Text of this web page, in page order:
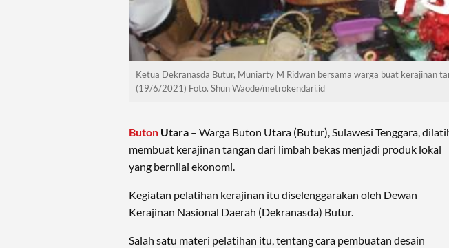
Ketua Dekranasda Butur, Muniarty M Ridwan bersama warga buat kerajinan
(19/6/2021) Foto. Shun Waode/metrokendari.id
Buton Utara – Warga Buton Utara (Butur), Sulawesi Tenggara,
membuat kerajinan tangan dari limbah bekas menjadi produk lokal
yang bernilai ekonomi.
Kegiatan pelatihan kerajinan itu diselenggarakan oleh Dewan
Kerajinan Nasional Daerah (Dekranasda) Butur.
Salah satu materi pelatihan itu, tentang cara pembuatan desain